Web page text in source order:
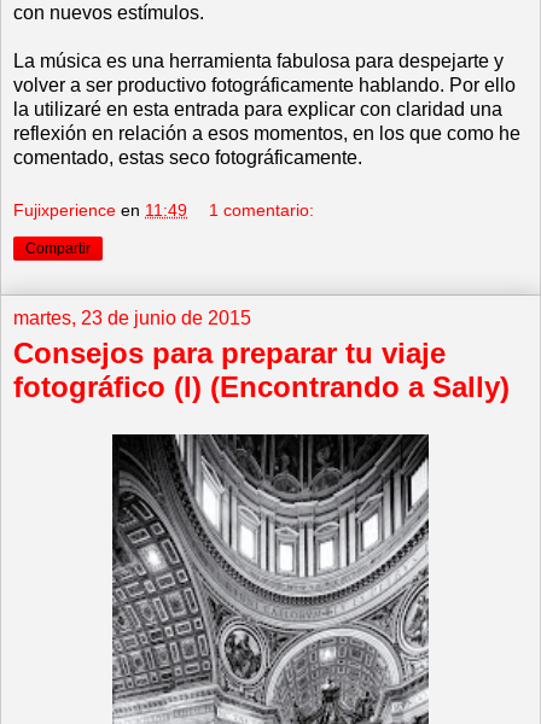
con nuevos estímulos.
La música es una herramienta fabulosa para despejarte y
volver a ser productivo fotográficamente hablando. Por ello
la utilizaré en esta entrada para explicar con claridad una
reflexión en relación a esos momentos, en los que como he
comentado, estas seco fotográficamente.
Fujixperience en 11:49 1 comentario:
Compartir
martes, 23 de junio de 2015
Consejos para preparar tu viaje
fotográfico (I) (Encontrando a Sally)